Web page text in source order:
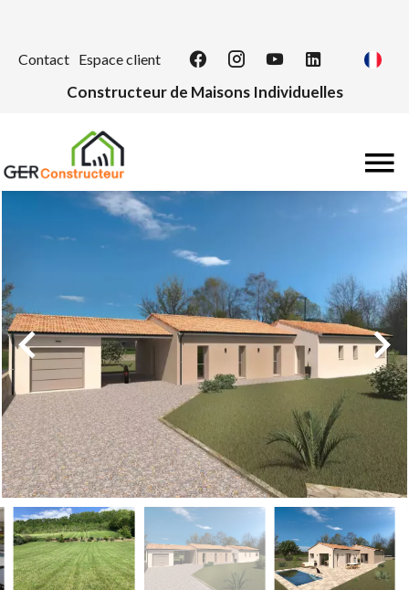
Contact Espace client
Constructeur de Maisons Individuelles